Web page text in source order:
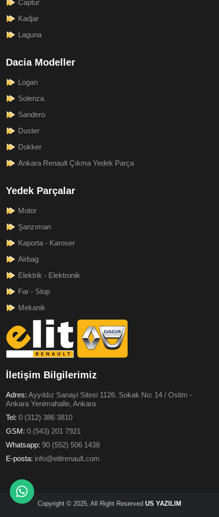
Captur
Kadjar
Laguna
Dacia Modeller
Logan
Solenza
Sandero
Duster
Dokker
Ankara Renault Çıkma Yedek Parça
Yedek Parçalar
Motor
Şanzıman
Kaporta - Karoser
Airbag
Elektrik - Elektronik
Far - Stop
Mekanik
İletişim Bilgilerimiz
Adres: Ayyıldız Sanayi Sitesi 1126. Sokak No: 14 / Ostim -
Ankara Yenimahalle, Ankara
Tel: 0 (312) 386 3810
GSM: 0 (543) 201 7921
Whatsapp: 90 (552) 506 1438
E-posta: info@elitrenault.com
Copyright © 2025, All Right Reserved US YAZILIM